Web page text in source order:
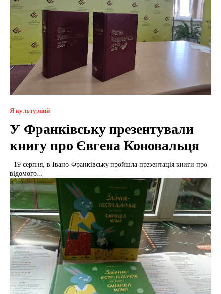
Я культурний
У Франківську презентували
книгу про Євгена Коновальця
відомого...